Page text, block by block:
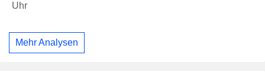
Uhr
Mehr Analysen